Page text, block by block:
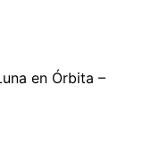
en Órbita –